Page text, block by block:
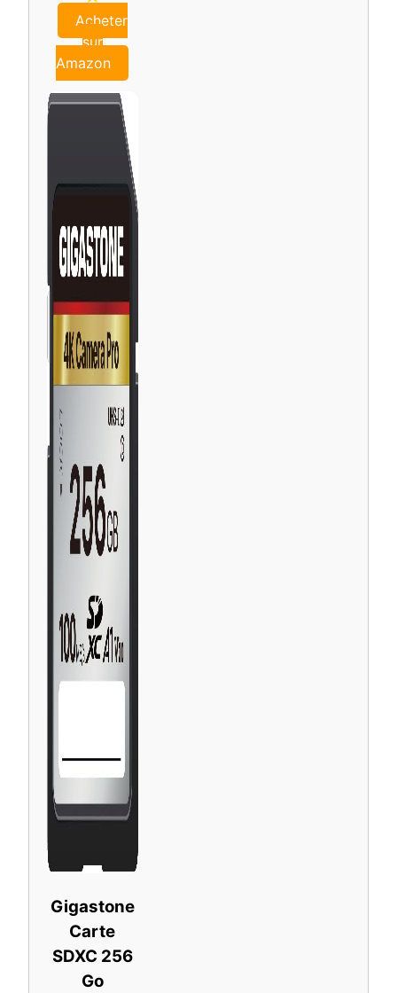
Acheter
sur
Amazon
Gigastone
Carte
SDXC 256
Go